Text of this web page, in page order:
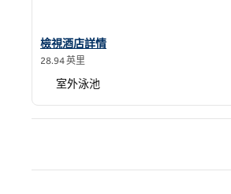
查看希爾頓逸林酒店札沙橙縣機場酒店
檢視酒店詳情
28.94 英里
室外泳池